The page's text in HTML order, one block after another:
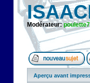
Modérateur:
Aperçu avant